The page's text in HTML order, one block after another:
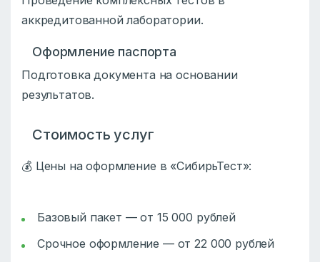
аккредитованной лаборатории.
Оформление паспорта
Подготовка документа на основании
результатов.
Стоимость услуг
💰 Цены на оформление в «СибирьТест»:
Базовый пакет — от 15 000 рублей
Срочное оформление — от 22 000 рублей